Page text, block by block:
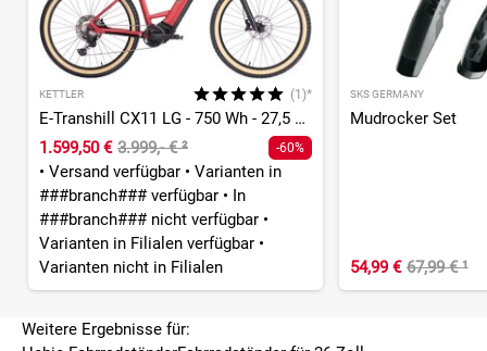
KETTLER (1)*
E-Transhill CX11 LG - 750 Wh - 27,5 Zoll - Tiefeinsteiger
1.599,50 € 3.999,- €² -60%
• Versand verfügbar • Varianten in
###branch### verfügbar • In
###branch### nicht verfügbar •
Varianten in Filialen verfügbar •
Varianten nicht in Filialen
SKS GERMANY
Mudrocker Set
54,99 € 67,99 €¹
Weitere Ergebnisse für: